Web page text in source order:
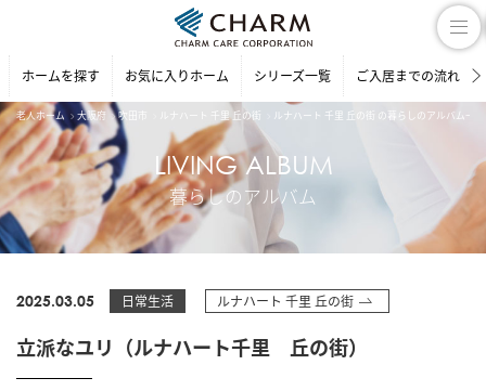
ホームを探す お気に入りホーム シリーズ一覧 ご入居までの流れ
老人ホーム 大阪府 吹田市 ルナハート 千里 丘の街 ルナハート 千里 丘の街 の暮らしのアルバム一覧
LIVING ALBUM
暮らしのアルバム
2025.03.05 日常生活 ルナハート 千里 丘の街
立派なユリ（ルナハート千里 丘の街）